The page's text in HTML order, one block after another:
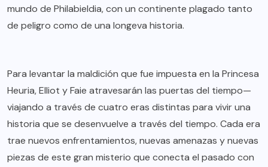
mundo de Philabieldia, con un continente plagado tanto
de peligro como de una longeva historia.
Para levantar la maldición que fue impuesta en la Princesa
Heuria, Elliot y Faie atravesarán las puertas del tiempo—
viajando a través de cuatro eras distintas para vivir una
historia que se desenvuelve a través del tiempo. Cada era
trae nuevos enfrentamientos, nuevas amenazas y nuevas
piezas de este gran misterio que conecta el pasado con